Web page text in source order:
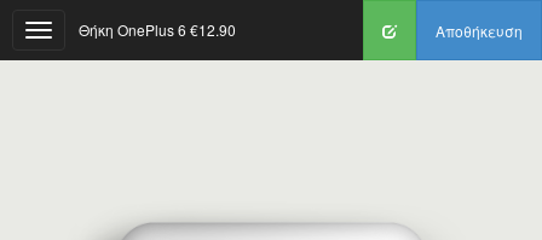
Αποθήκευση
Θήκη OnePlus 6 €12.90